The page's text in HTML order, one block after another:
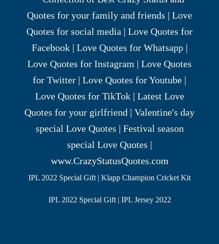
IPL 2022 Special Gift | Klapp Champion Cricket Kit
IPL 2022 Special Gift | IPL Jersey 2022